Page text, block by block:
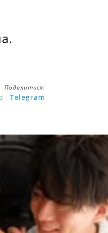
Поделиться:
Telegram